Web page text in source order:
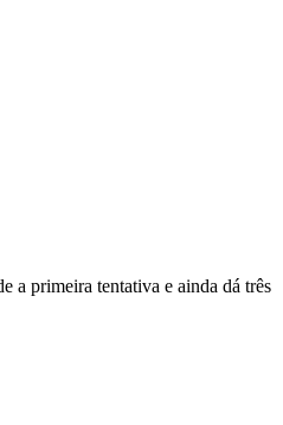
a primeira tentativa e ainda dá três